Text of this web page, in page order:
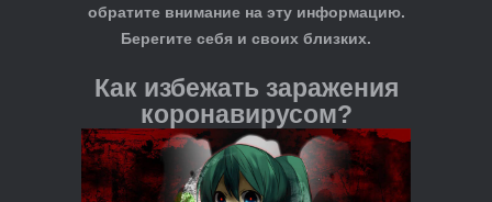
обратите внимание на эту информацию.
Берегите себя и своих близких.
Как избежать заражения
коронавирусом?